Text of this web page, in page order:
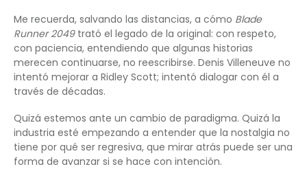
Me recuerda, salvando las distancias, a cómo Blade
Runner 2049trató el legado de la original: con respeto,
con paciencia, entendiendo que algunas historias
merecen continuarse, no reescribirse. Denis Villeneuve no
intentó mejorar a Ridley Scott; intentó dialogar con él a
través de décadas.
Quizá estemos ante un cambio de paradigma. Quizá la
industria esté empezando a entender que la nostalgia no
tiene por qué ser regresiva, que mirar atrás puede ser una
forma de avanzar si se hace con intención.